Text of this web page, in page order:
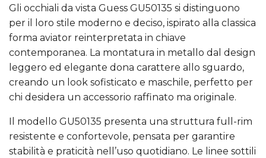
Gli occhiali da vista Guess GU50135 si distinguono
per il loro stile moderno e deciso, ispirato alla classica
forma aviator reinterpretata in chiave
contemporanea. La montatura in metallo dal design
leggero ed elegante dona carattere allo sguardo,
creando un look sofisticato e maschile, perfetto per
chi desidera un accessorio raffinato ma originale.
Il modello GU50135 presenta una struttura full-rim
resistente e confortevole, pensata per garantire
stabilità e praticità nell’uso quotidiano. Le linee sottili